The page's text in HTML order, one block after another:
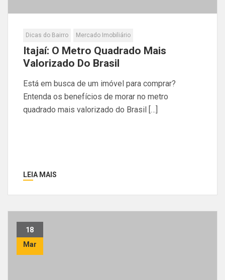
Dicas do Bairro Mercado Imobiliário
Itajaí: O Metro Quadrado Mais
Valorizado Do Brasil
Está em busca de um imóvel para comprar?
Entenda os benefícios de morar no metro
quadrado mais valorizado do Brasil […]
LEIA MAIS
18
Mar